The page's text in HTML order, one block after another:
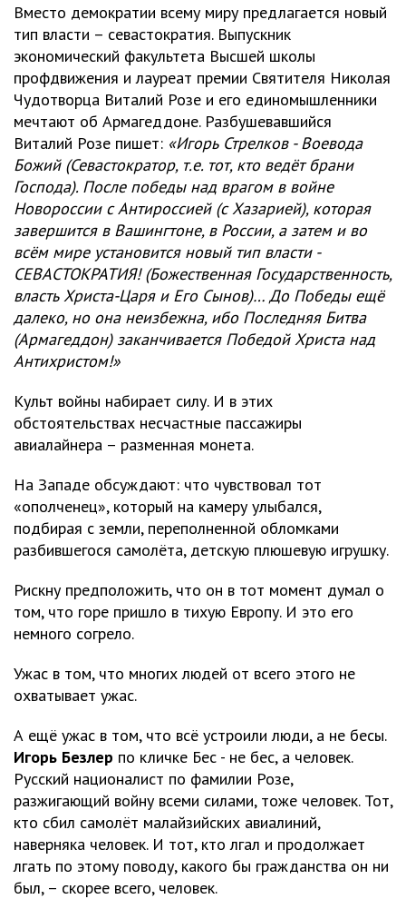
Вместо демократии всему миру предлагается новый
тип власти – севастократия. Выпускник
экономический факультета Высшей школы
профдвижения и лауреат премии Святителя Николая
Чудотворца Виталий Розе и его единомышленники
мечтают об Армагеддоне. Разбушевавшийся
Виталий Розе пишет: «Игорь Стрелков - Воевода
Божий (Севастократор, т.е. тот, кто ведёт брани
Господа). После победы над врагом в войне
Новороссии с Антироссией (с Хазарией), которая
завершится в Вашингтоне, в России, а затем и во
всём мире установится новый тип власти -
СЕВАСТОКРАТИЯ! (Божественная Государственность,
власть Христа-Царя и Его Сынов)… До Победы ещё
далеко, но она неизбежна, ибо Последняя Битва
(Армагеддон) заканчивается Победой Христа над
Антихристом!»
Культ войны набирает силу. И в этих
обстоятельствах несчастные пассажиры
авиалайнера – разменная монета.
На Западе обсуждают: что чувствовал тот
«ополченец», который на камеру улыбался,
подбирая с земли, переполненной обломками
разбившегося самолёта, детскую плюшевую игрушку.
Рискну предположить, что он в тот момент думал о
том, что горе пришло в тихую Европу. И это его
немного согрело.
Ужас в том, что многих людей от всего этого не
охватывает ужас.
А ещё ужас в том, что всё устроили люди, а не бесы.
Игорь Безлер по кличке Бес - не бес, а человек.
Русский националист по фамилии Розе,
разжигающий войну всеми силами, тоже человек. Тот,
кто сбил самолёт малайзийских авиалиний,
наверняка человек. И тот, кто лгал и продолжает
лгать по этому поводу, какого бы гражданства он ни
был, – скорее всего, человек.